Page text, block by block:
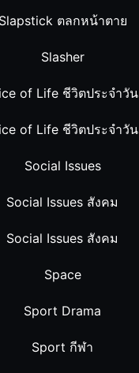
Slapstick ตลกหน้าตาย
Slasher
of Life ชีวิตประจำวัน
of Life ชีวิตประจำวัน
Social Issues
Social Issues สังคม
Social Issues สังคม
Space
Sport Drama
Sport กีฬา